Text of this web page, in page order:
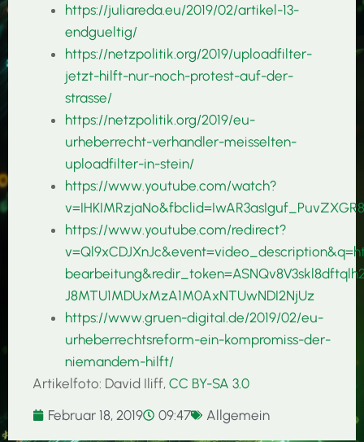
https://juliareda.eu/2019/02/artikel-13-
endgueltig/
https://netzpolitik.org/2019/uploadfilter-
jetzt-hilft-nur-noch-protest-auf-der-
strasse/
https://netzpolitik.org/2019/eu-
urheberrecht-verhandler-meisselten-
uploadfilter-in-stein/
https://www.youtube.com/watch?
https://www.youtube.com/redirect?
J8MTU1MDUxMzA1M0AxNTUwNDI2NjUz
https://www.gruen-digital.de/2019/02/eu-
urheberrechtsreform-ein-kompromiss-der-
niemandem-hilft/
Artikelfoto: David Iliff, CC BY-SA 3.0
Februar 18, 2019
09:47 Allgemein